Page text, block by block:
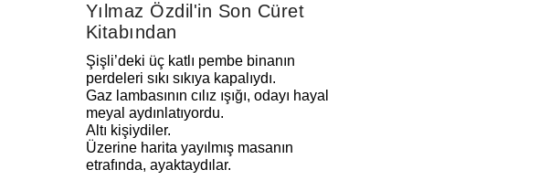
Yılmaz Özdil'in Son Cüret
Kitabından
Şişli’deki üç katlı pembe binanın
perdeleri sıkı sıkıya kapalıydı.
Gaz lambasının cılız ışığı, odayı hayal
meyal aydınlatıyordu.
Altı kişiydiler.
Üzerine harita yayılmış masanın
etrafında, ayaktaydılar.